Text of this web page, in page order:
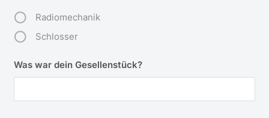
Radiomechanik
Schlosser
Was war dein Gesellenstück?